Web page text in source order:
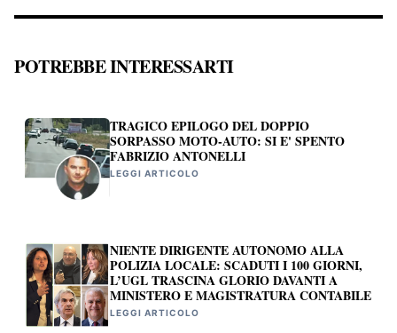
POTREBBE INTERESSARTI
TRAGICO EPILOGO DEL DOPPIO
SORPASSO MOTO-AUTO: SI E' SPENTO
FABRIZIO ANTONELLI
LEGGI ARTICOLO
NIENTE DIRIGENTE AUTONOMO ALLA
POLIZIA LOCALE: SCADUTI I 100 GIORNI,
L’UGL TRASCINA GLORIO DAVANTI A
MINISTERO E MAGISTRATURA CONTABILE
LEGGI ARTICOLO